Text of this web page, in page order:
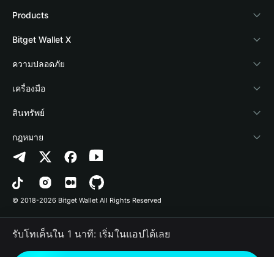
เกี่ยวกับ Bitget Wallet
Blog
Academy
ข่าวสารด้านคริปโต
ศูนย์ช่วยเหลือ
ติดต่อเรา
ทรัพยากรข้อมูลของแบรนด์
อาชีพ
Products
Crypto Card
Stablecoin Earn
Payfi Crypto
Crypto Swap API
Altcoin Season Index
Prediction Markets
DApp
RWA
Bitget Wallet X
นักพัฒนา
เชื่อมต่อ Wallet
Bitget Wallet Pay
ลิสต์โปรเจกต์
ความปลอดภัย
Protection Fund
เทคโนโลยีความปลอดภัย
เครื่องมือ
ซื้อคริปโต
การตรวจจับการอนุญาต
การตรวจจับสัญญา
การโอนเป็นชุด
สินทรัพย์
Arbitrum
Avalanche
Bitcoin
Polygon
กฎหมาย
นโยบายความเป็นส่วนตัว
ข้อตกลงในการใช้บริการ
© 2018-2026 Bitget Wallet All Rights Reserved
รับโทเค็นใน 1 นาที: เริ่มในแอปได้เลย